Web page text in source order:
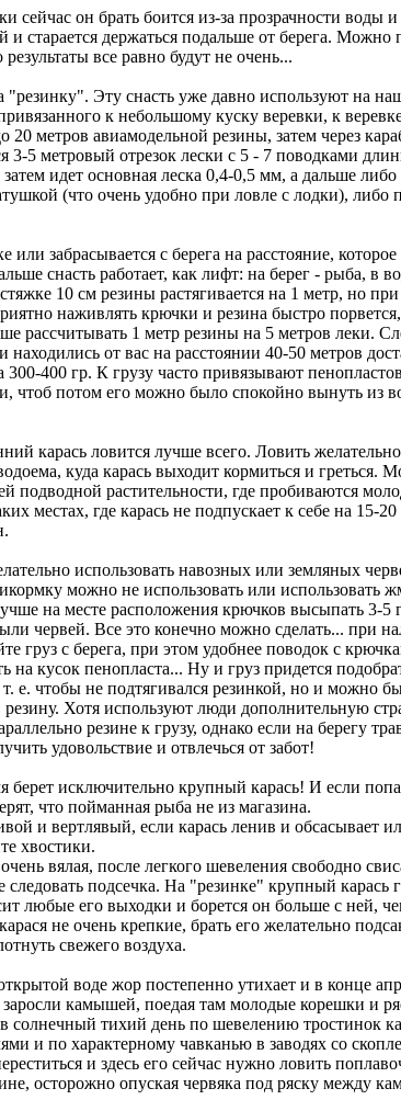
сейчас он брать боится из-за прозрачности воды и
и старается держаться подальше от берега. Можно
все равно будут не очень...
"резинку". Эту снасть уже давно используют на
к небольшому куску веревки, к
20 метров авиамодельной резины, затем через
3-5 метровый отрезок лески с 5 - 7 поводками
идет основная леска 0,4-0,5 мм, а дальше
(что очень удобно при ловле с лодки), либо
или забрасывается с берега на расстояние,
снасть работает, как лифт: на берег - рыба, в
10 см резины растягивается на 1 метр, но
наживлять крючки и резина быстро
рассчитывать 1 метр резины на 5 метров леки.
находились от вас на расстоянии 40-50 метров
300-400 гр. К грузу часто привязывают
чтоб потом его можно было спокойно вынуть из
карась ловится лучше всего. Ловить
куда карась выходит кормиться и греться.
подводной растительности, где пробиваются
местах, где карась не подпускает к себе на 15-
использовать навозных или земляных
можно не использовать или использовать
на месте расположения крючков высыпать 3-5
червей. Все это конечно можно сделать... при
груз с берега, при этом удобнее поводок с
на кусок пенопласта... Ну и груз придется
е. чтобы не подтягивался резинкой, но и можно
резину. Хотя используют люди дополнительную
резине к грузу, однако если на берегу
удовольствие и отвлечься от забот!
берет исключительно крупный карась! И если
что пойманная рыба не из магазина.
и вертлявый, если карась ленив и обсасывает
хвостики.
вялая, после легкого шевеления свободно
следовать подсечка. На "резинке" крупный карась
любые его выходки и борется он больше с ней,
не очень крепкие, брать его желательно
свежего воздуха.
воде жор постепенно утихает и в конце
заросли камышей, поедая там молодые корешки и
солнечный тихий день по шевелению тростинок
и по характерному чавканью в заводях со
и здесь его сейчас нужно ловить
осторожно опуская червяка под ряску между